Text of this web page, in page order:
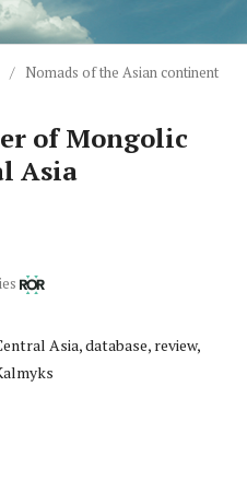
/ Nomads of the Asian continent
of Mongolic
Asia
Asia, database, review,